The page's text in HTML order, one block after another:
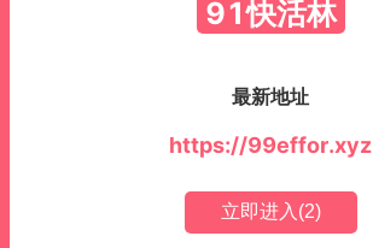
91快活林
最新地址
https://99effor.xyz
立即进入(1)